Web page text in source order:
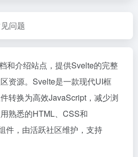
问题
和介绍站点，提供Svelte的完整
资源。Svelte是一款现代UI框
转换为高效JavaScript，减少浏
熟悉的HTML、CSS和
件，由活跃社区维护，支持